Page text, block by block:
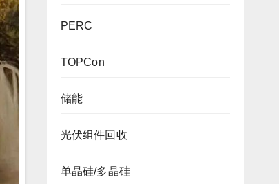
PERC
TOPCon
储能
光伏组件回收
单晶硅/多晶硅